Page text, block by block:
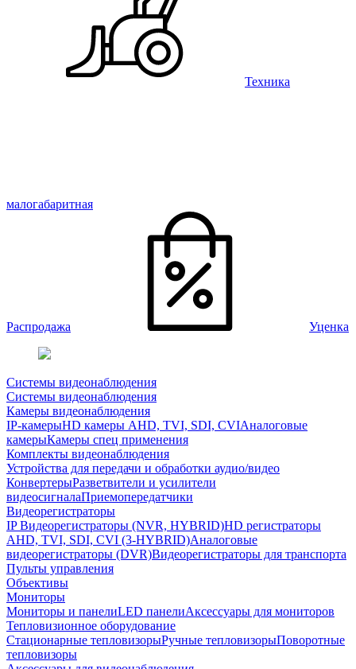
Техника
малогабаритная
Распродажа Уценка
Системы видеонаблюдения
Системы видеонаблюдения
Камеры видеонаблюдения
IP-камерыHD камеры AHD, TVI, SDI, CVIАналоговые
камерыКамеры спец применения
Комплекты видеонаблюдения
Устройства для передачи и обработки аудио/видео
КонвертерыРазветвители и усилители
видеосигналаПриемопередатчики
Видеорегистраторы
IP Видеорегистраторы (NVR, HYBRID)HD регистраторы
AHD, TVI, SDI, CVI (3-HYBRID)Аналоговые
видеорегистраторы (DVR)Видеорегистраторы для транспорта
Пульты управления
Объективы
Мониторы
Мониторы и панелиLED панелиАксессуары для мониторов
Тепловизионное оборудование
Стационарные тепловизорыРучные тепловизорыПоворотные
тепловизоры